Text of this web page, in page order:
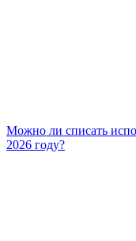
Можно ли списать
2026 году?